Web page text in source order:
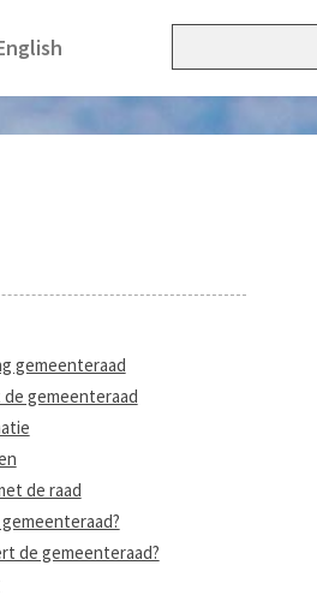
gemeenteraad
gemeenteraad
de raad
de gemeenteraad?